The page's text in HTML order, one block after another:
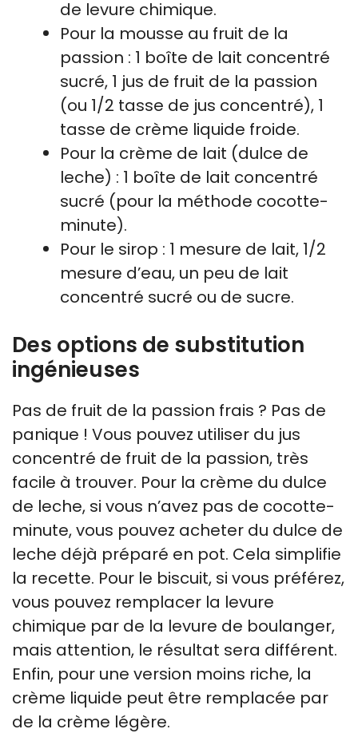
de levure chimique.
Pour la mousse au fruit de la
passion : 1 boîte de lait concentré
sucré, 1 jus de fruit de la passion
(ou 1/2 tasse de jus concentré), 1
tasse de crème liquide froide.
Pour la crème de lait (dulce de
leche) : 1 boîte de lait concentré
sucré (pour la méthode cocotte-
minute).
Pour le sirop : 1 mesure de lait, 1/2
mesure d’eau, un peu de lait
concentré sucré ou de sucre.
Des options de substitution
ingénieuses
Pas de fruit de la passion frais ? Pas de
panique ! Vous pouvez utiliser du jus
concentré de fruit de la passion, très
facile à trouver. Pour la crème du dulce
de leche, si vous n’avez pas de cocotte-
minute, vous pouvez acheter du dulce de
leche déjà préparé en pot. Cela simplifie
la recette. Pour le biscuit, si vous préférez,
vous pouvez remplacer la levure
chimique par de la levure de boulanger,
mais attention, le résultat sera différent.
Enfin, pour une version moins riche, la
crème liquide peut être remplacée par
de la crème légère.